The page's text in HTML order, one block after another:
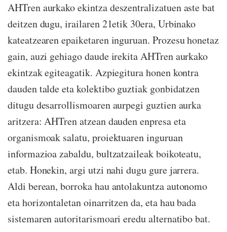
AHTren aurkako ekintza deszentralizatuen aste bat
deitzen dugu, irailaren 21etik 30era, Urbinako
kateatzearen epaiketaren inguruan. Prozesu honetaz
gain, auzi gehiago daude irekita AHTren aurkako
ekintzak egiteagatik. Azpiegitura honen kontra
dauden talde eta kolektibo guztiak gonbidatzen
ditugu desarrollismoaren aurpegi guztien aurka
aritzera: AHTren atzean dauden enpresa eta
organismoak salatu, proiektuaren inguruan
informazioa zabaldu, bultzatzaileak boikoteatu,
etab. Honekin, argi utzi nahi dugu gure jarrera.
Aldi berean, borroka hau antolakuntza autonomo
eta horizontaletan oinarritzen da, eta hau bada
sistemaren autoritarismoari eredu alternatibo bat.